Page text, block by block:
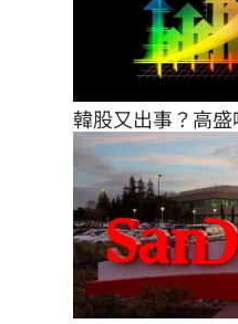
韓股又出事？高盛